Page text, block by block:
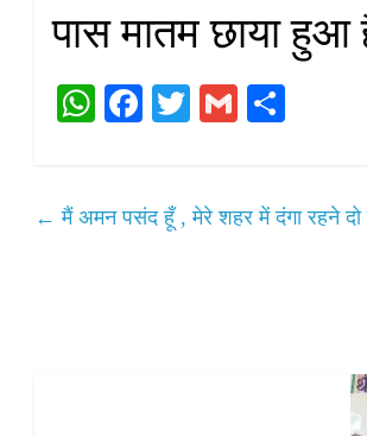
पास मातम छाया हुआ
W
A
Fa
ok
T
r
G
← मैं अमन पसंद हूँ , मेरे शहर में दंगा रहने दो